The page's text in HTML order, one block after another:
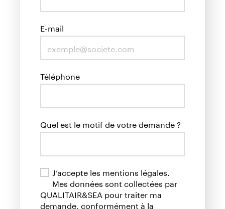
E-mail
Téléphone
Quel est le motif de votre demande ?
J’accepte les mentions légales.
Mes données sont collectées par
QUALITAIR&SEA pour traiter ma
demande, conformément à la